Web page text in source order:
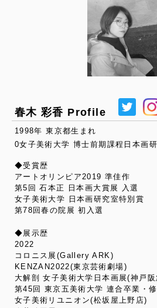
春木 彩香 Profile
1998年 東京都生まれ
0女子美術大学 博士前期課程日本画
◆受賞歴
アートオリンピア2019 準佳作
第5回 石本正 日本画大賞展 入選
女子美術大学 日本画研究室特別賞
第78回春の院展 初入選
◆展示歴
2022
コロニス展(Gallery ARK)
KENZAN2022(東京芸術劇場)
大解剖 女子美術大学日本画展(神戸阪
第45回 東京五美術大学 連合卒業・
女子美術リユニオン(松坂屋上野店)